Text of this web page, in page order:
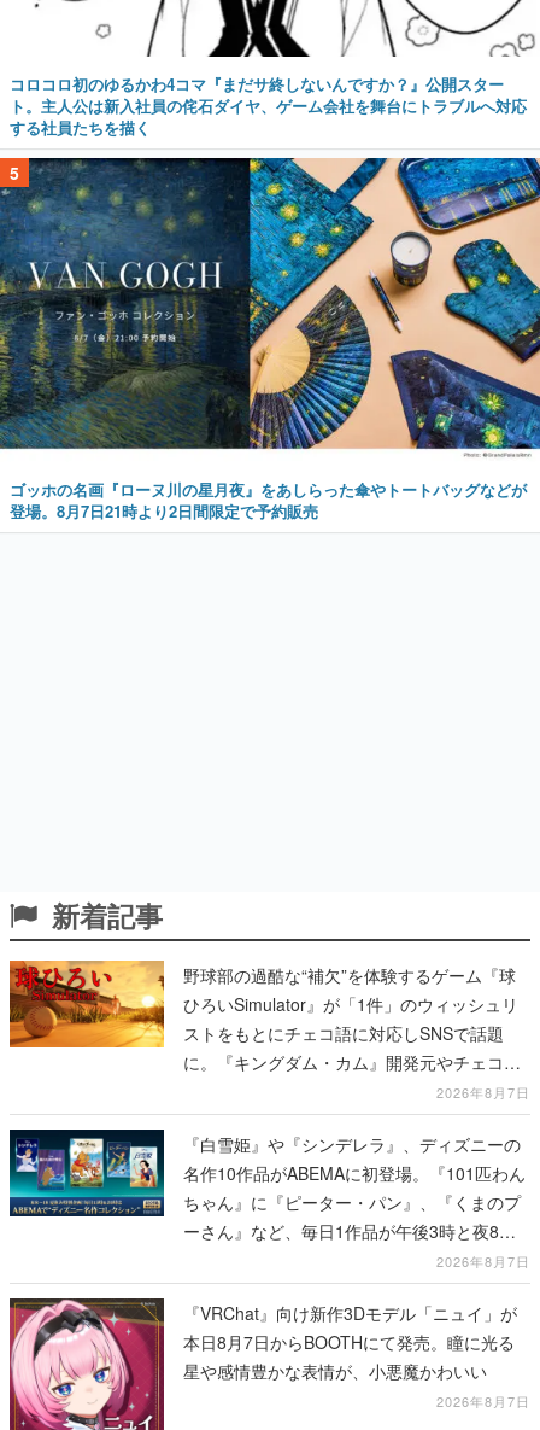
コロコロ初のゆるかわ4コマ『まだサ終しないんですか？』公開スター
ト。主人公は新入社員の侘石ダイヤ、ゲーム会社を舞台にトラブルへ対応
する社員たちを描く
5
ゴッホの名画『ローヌ川の星月夜』をあしらった傘やトートバッグなどが
登場。8月7日21時より2日間限定で予約販売
新着記事
野球部の過酷な“補欠”を体験するゲーム『球
ひろいSimulator』が「1件」のウィッシュリ
ストをもとにチェコ語に対応しSNSで話題
に。『キングダム・カム』開発元やチェコの
2026年8月7日
『白雪姫』や『シンデレラ』、ディズニーの
名作10作品がABEMAに初登場。『101匹わん
ちゃん』に『ピーター・パン』、『くまのプ
ーさん』など、毎日1作品が午後3時と夜8時
2026年8月7日
『VRChat』向け新作3Dモデル「ニュイ」が
本日8月7日からBOOTHにて発売。瞳に光る
星や感情豊かな表情が、小悪魔かわいい
2026年8月7日